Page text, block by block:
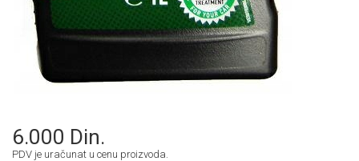
6.000 Din.
PDV je uračunat u cenu proizvoda.